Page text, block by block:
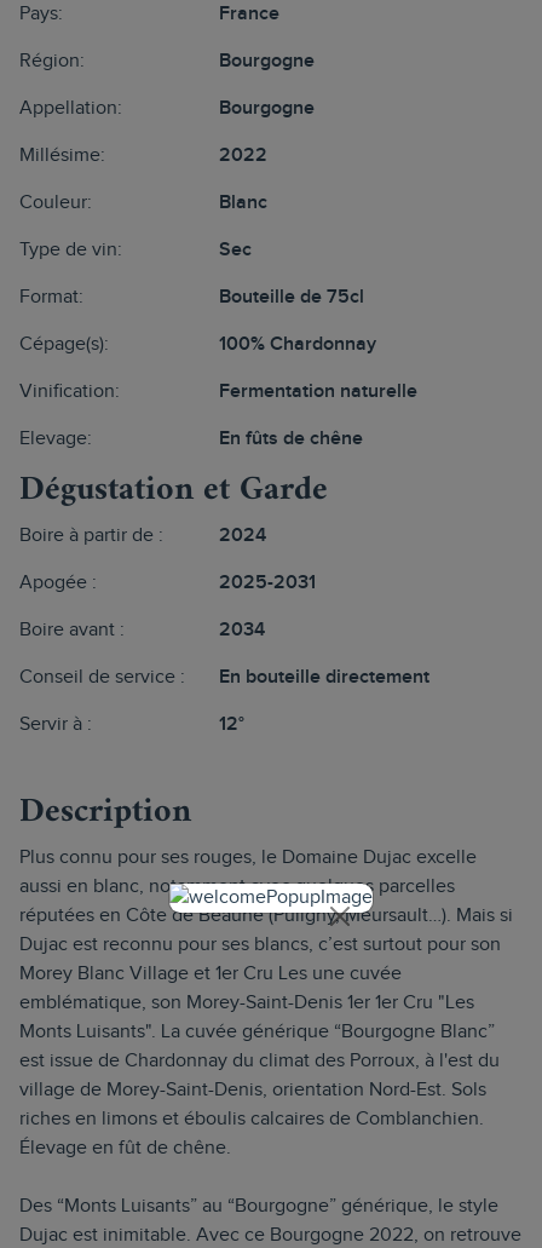
Pays: France
Région: Bourgogne
Appellation: Bourgogne
Millésime: 2022
Couleur: Blanc
Type de vin: Sec
Format: Bouteille de 75cl
Cépage(s): 100% Chardonnay
Vinification: Fermentation naturelle
Elevage: En fûts de chêne
Dégustation et Garde
Boire à partir de : 2024
Apogée : 2025-2031
Boire avant : 2034
Conseil de service : En bouteille directement
Servir à : 12°
Description
Plus connu pour ses rouges, le Domaine Dujac excelle
aussi en blanc, notamment avec quelques parcelles
réputées en Côte de Beaune (Puligny, Meursault…). Mais si
Dujac est reconnu pour ses blancs, c’est surtout pour son
Morey Blanc Village et 1er Cru Les une cuvée
emblématique, son Morey-Saint-Denis 1er 1er Cru "Les
Monts Luisants". La cuvée générique “Bourgogne Blanc”
est issue de Chardonnay du climat des Porroux, à l'est du
village de Morey-Saint-Denis, orientation Nord-Est. Sols
riches en limons et éboulis calcaires de Comblanchien.
Élevage en fût de chêne.
Des “Monts Luisants” au “Bourgogne” générique, le style
Dujac est inimitable. Avec ce Bourgogne 2022, on retrouve